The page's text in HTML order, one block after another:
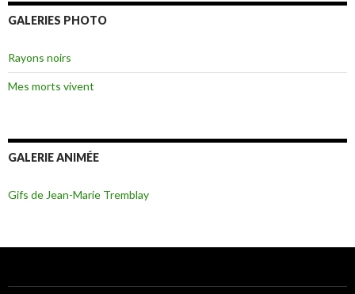
GALERIES PHOTO
Rayons noirs
Mes morts vivent
GALERIE ANIMÉE
Gifs de Jean-Marie Tremblay